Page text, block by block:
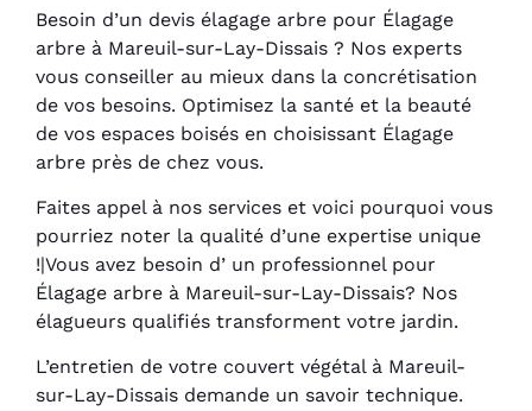
Besoin d’un devis élagage arbre pour Élagage
arbre à Mareuil-sur-Lay-Dissais ? Nos experts
vous conseiller au mieux dans la concrétisation
de vos besoins. Optimisez la santé et la beauté
de vos espaces boisés en choisissant Élagage
arbre près de chez vous.
Faites appel à nos services et voici pourquoi vous
pourriez noter la qualité d’une expertise unique
!|Vous avez besoin d’ un professionnel pour
Élagage arbre à Mareuil-sur-Lay-Dissais? Nos
élagueurs qualifiés transforment votre jardin.
L’entretien de votre couvert végétal à Mareuil-
sur-Lay-Dissais demande un savoir technique.